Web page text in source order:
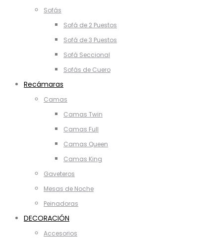
Sofás
Sofá de 2 Puestos
Sofá de 3 Puestos
Sofá Seccional
Sofás de Cuero
Recámaras
Camas
Camas Twin
Camas Full
Camas Queen
Camas King
Gaveteros
Mesas de Noche
Peinadoras
DECORACIÓN
Accesorios